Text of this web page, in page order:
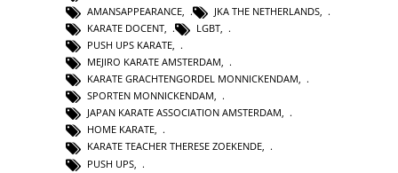
AMANSAPPEARANCE
JKA THE NETHERLANDS
KARATE DOCENT, LGBT,
PUSH UPS KARATE,
MEJIRO KARATE AMSTERDAM,
KARATE GRACHTENGORDEL MONNICKENDAM,
SPORTEN MONNICKENDAM,
JAPAN KARATE ASSOCIATION AMSTERDAM,
HOME KARATE,
KARATE TEACHER THERESE ZOEKENDE,
PUSH UPS